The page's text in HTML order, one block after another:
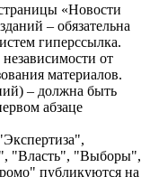
«Новости
– обязательна
гиперссылка.
от
материалов.
– должна быть
абзаце
"Власть", "Выборы",
публикуются на